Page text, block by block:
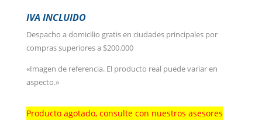
IVA INCLUIDO
Despacho a domicilio gratis en ciudades principales por
compras superiores a $200.000
«Imagen de referencia. El producto real puede variar en
aspecto.»
Producto agotado, consulte con nuestros asesores